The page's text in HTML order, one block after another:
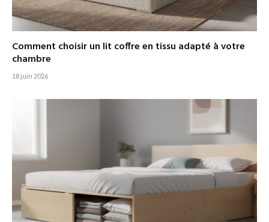
Comment choisir un lit coffre en tissu adapté à votre
chambre
18 juin 2026